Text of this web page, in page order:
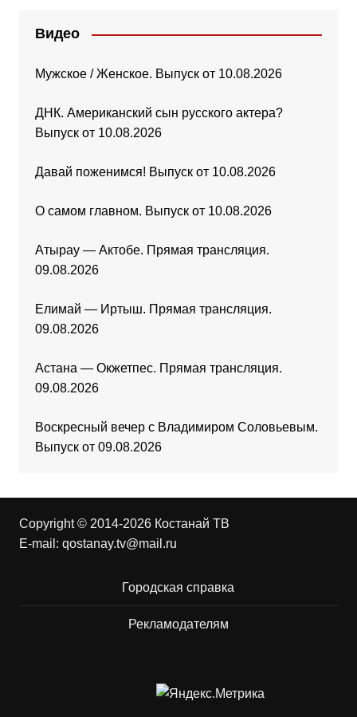
Видео
Мужское / Женское. Выпуск от 10.08.2026
ДНК. Американский сын русского актера?
Выпуск от 10.08.2026
Давай поженимся! Выпуск от 10.08.2026
О самом главном. Выпуск от 10.08.2026
Атырау — Актобе. Прямая трансляция.
09.08.2026
Елимай — Иртыш. Прямая трансляция.
09.08.2026
Астана — Окжетпес. Прямая трансляция.
09.08.2026
Воскресный вечер с Владимиром Соловьевым.
Выпуск от 09.08.2026
Copyright © 2014-2026 Костанай ТВ
E-mail: qostanay.tv@mail.ru
Городская справка
Рекламодателям